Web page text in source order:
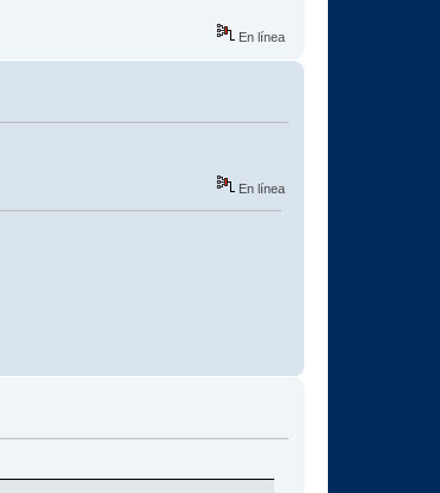
En línea
En línea